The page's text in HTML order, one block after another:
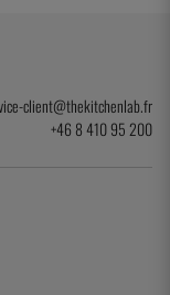
client@thekitchenlab.fr
+46 8 410 95 200